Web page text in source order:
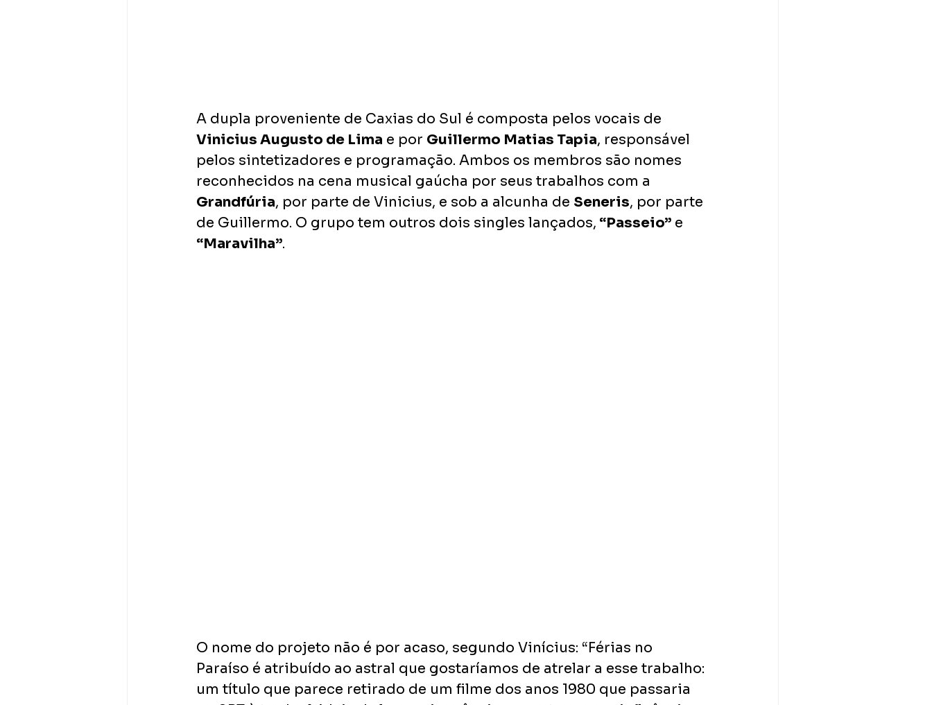
A dupla proveniente de Caxias do Sul é composta pelos vocais de
Vinicius Augusto de Lima e por Guillermo Matias Tapia, responsável
pelos sintetizadores e programação. Ambos os membros são nomes
reconhecidos na cena musical gaúcha por seus trabalhos com a
Grandfúria, por parte de Vinicius, e sob a alcunha de Seneris, por parte
de Guillermo. O grupo tem outros dois singles lançados, “Passeio” e
“Maravilha”.
O nome do projeto não é por acaso, segundo Vinícius: “Férias no
Paraíso é atribuído ao astral que gostaríamos de atrelar a esse trabalho:
um título que parece retirado de um filme dos anos 1980 que passaria